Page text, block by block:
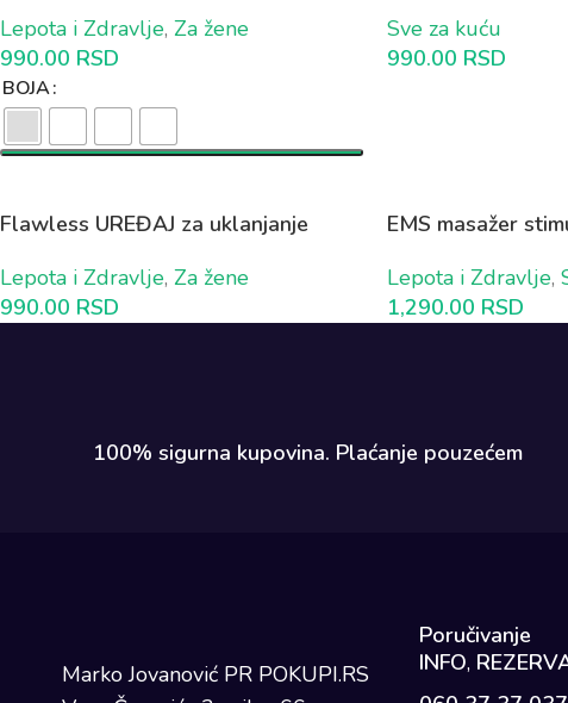
Lepota i Zdravlje, Za žene
990.00 RSD
BOJA
Sve za kuću
990.00 RSD
Flawless UREĐAJ za uklanjanje
Lepota i Zdravlje, Za žene
990.00 RSD
EMS masažer
Lepota i Zdravlje,
1,290.00 RSD
100% sigurna kupovina. Plaćanje pouzećem​
Marko Jovanović PR POKUPI.RS
Poručivanje
INFO,